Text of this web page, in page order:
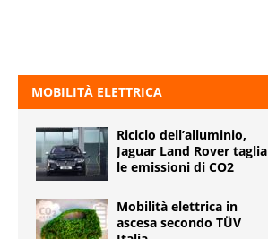
MOBILITÀ ELETTRICA
Riciclo dell’alluminio,
Jaguar Land Rover taglia
le emissioni di CO2
Mobilità elettrica in
ascesa secondo TÜV